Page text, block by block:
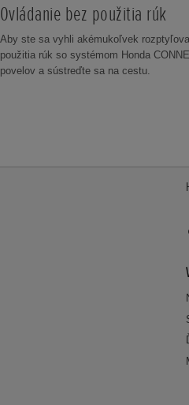
Ovládanie bez použitia rúk
Aby ste sa vyhli akémukoľvek
použitia rúk so systémom Honda
povelov a sústreďte sa na cestu.